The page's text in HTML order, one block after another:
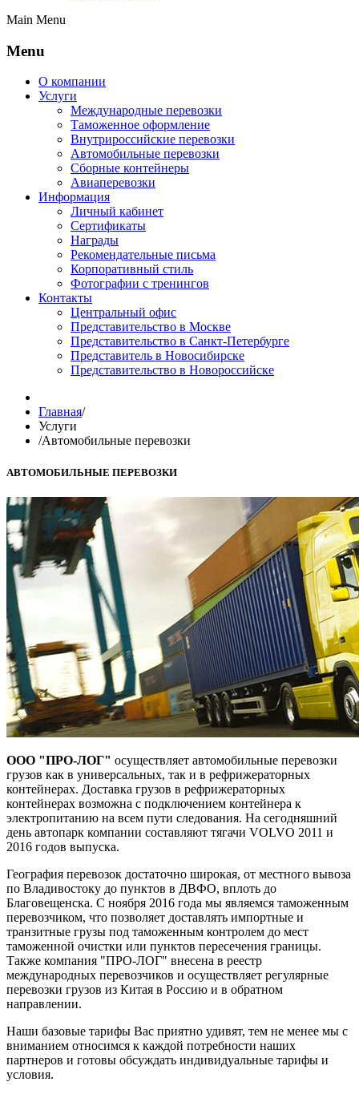
Main Menu
Menu
О компании
Услуги
Международные перевозки
Таможенное оформление
Внутрироссийские перевозки
Автомобильные перевозки
Сборные контейнеры
Авиаперевозки
Информация
Личный кабинет
Сертификаты
Награды
Рекомендательные письма
Корпоративный стиль
Фотографии с тренингов
Контакты
Центральный офис
Представительство в Москве
Представительство в Санкт-Петербурге
Представитель в Новосибирске
Представительство в Новороссийске
Главная/
Услуги
/Автомобильные перевозки
АВТОМОБИЛЬНЫЕ ПЕРЕВОЗКИ
ООО "ПРО-ЛОГ" осуществляет автомобильные перевозки
грузов как в универсальных, так и в рефрижераторных
контейнерах. Доставка грузов в рефрижераторных
контейнерах возможна с подключением контейнера к
электропитанию на всем пути следования. На сегодняшний
день автопарк компании составляют тягачи VOLVO 2011 и
2016 годов выпуска.
География перевозок достаточно широкая, от местного вывоза
по Владивостоку до пунктов в ДВФО, вплоть до
Благовещенска. С ноября 2016 года мы являемся таможенным
перевозчиком, что позволяет доставлять импортные и
транзитные грузы под таможенным контролем до мест
таможенной очистки или пунктов пересечения границы.
Также компания "ПРО-ЛОГ" внесена в реестр
международных перевозчиков и осуществляет регулярные
перевозки грузов из Китая в Россию и в обратном
направлении.
Наши базовые тарифы Вас приятно удивят, тем не менее мы с
вниманием относимся к каждой потребности наших
партнеров и готовы обсуждать индивидуальные тарифы и
условия.